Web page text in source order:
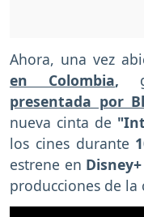
Ahora, una vez
en Colombia,
presentada por
nueva cinta de
los cines durante
estrene en Disney+
producciones de la